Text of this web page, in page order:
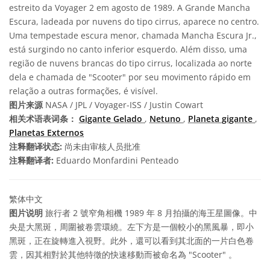
estreito da Voyager 2 em agosto de 1989. A Grande Mancha
Escura, ladeada por nuvens do tipo cirrus, aparece no centro.
Uma tempestade escura menor, chamada Mancha Escura Jr.,
está surgindo no canto inferior esquerdo. Além disso, uma
região de nuvens brancas do tipo cirrus, localizada ao norte
dela e chamada de "Scooter" por seu movimento rápido em
relação a outras formações, é visível.
图片来源NASA / JPL / Voyager-ISS / Justin Cowart
相关术语表词条： Gigante Gelado , Netuno , Planeta gigante ,
Planetas Externos
注释翻译状态: 尚未由审核人员批准
注释翻译者: Eduardo Monfardini Penteado
繁体中文
图片说明 旅行者 2 號窄角相機 1989 年 8 月拍攝的海王星圖像。中
央是大黑斑，周圍被卷雲環繞。左下方是一個較小的黑風暴，即小
黑斑，正在旋轉進入視野。此外，還可以看到其北面的一片白色卷
雲，因其相對於其他特徵的快速移動而被命名為 "Scooter" 。